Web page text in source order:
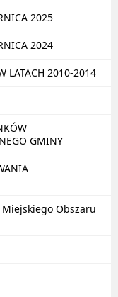
2025
2024
LATACH 2010-2014
GMINY
Obszaru